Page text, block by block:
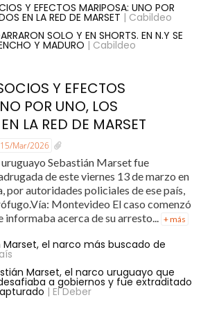
Y EFECTOS MARIPOSA: UNO POR
EN LA RED DE MARSET | Cabildeo
SOLO Y EN SHORTS. EN N.Y SE
Y MADURO | Cabildeo
Y EFECTOS
POR UNO, LOS
LA RED DE MARSET
15/Mar/2026
Sebastián Marset fue
de este viernes 13 de marzo en
por autoridades policiales de ese país,
Montevideo El caso comenzó
informaba acerca de su arresto... + más
Marset, el narco más buscado de
Marset, el narco uruguayo que
a gobiernos y fue extraditado
| El Deber